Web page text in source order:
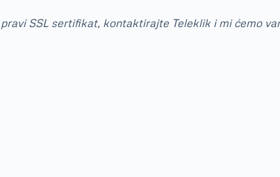
SSL sertifikat, kontaktirajte Teleklik i mi ćemo